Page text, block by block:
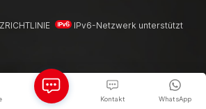
IPv6-Netzwerk unterstützt
WhatsApp
Kontakt